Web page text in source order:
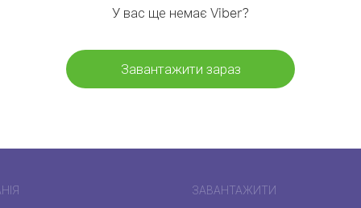
У вас ще немає Viber?
Завантажити зараз
ЗАВАНТАЖИТИ